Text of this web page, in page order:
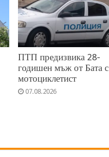
ПТП предизвика 28-
годишен мъж от Бата с
мотоциклетист
07.08.2026